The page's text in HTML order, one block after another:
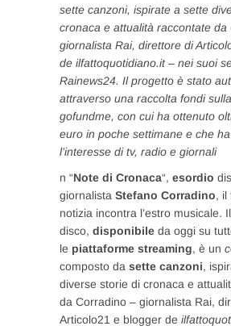
sette canzoni, ispirate a sette
cronaca e attualità raccontate da
giornalista Rai, direttore di
de ilfattoquotidiano.it – nei suoi
Rainews24. Il progetto è stato
attraverso una raccolta fondi
gofundme, con cui ha ottenuto
euro in poche settimane e che
l’interesse di tv, radio e giornali
n “Note di Cronaca“, esordio
giornalista Stefano Corradino, il
notizia incontra l’estro musicale. Il
disco, disponibile da oggi su
le piattaforme streaming, è un
composto da sette canzoni,
diverse storie di cronaca e
da Corradino – giornalista Rai,
Articolo21 e blogger de